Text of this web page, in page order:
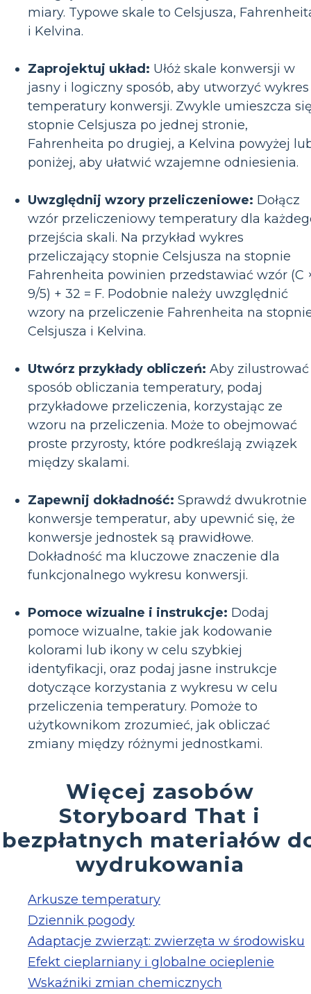
miary. Typowe skale to Celsjusza,
i Kelvina.
Zaprojektuj układ: Ułóż skale konwersji w
jasny i logiczny sposób, aby utworzyć wykres
temperatury konwersji. Zwykle umieszcza
stopnie Celsjusza po jednej stronie,
Fahrenheita po drugiej, a Kelvina powyżej
poniżej, aby ułatwić wzajemne odniesienia.
Uwzględnij wzory przeliczeniowe: Dołącz
wzór przeliczeniowy temperatury dla
przejścia skali. Na przykład wykres
przeliczający stopnie Celsjusza na stopnie
Fahrenheita powinien przedstawiać wzór (C
9/5) + 32 = F. Podobnie należy uwzględnić
wzory na przeliczenie Fahrenheita na
Celsjusza i Kelvina.
Utwórz przykłady obliczeń: Aby zilustrować
sposób obliczania temperatury, podaj
przykładowe przeliczenia, korzystając ze
wzoru na przeliczenia. Może to obejmować
proste przyrosty, które podkreślają związek
między skalami.
Zapewnij dokładność: Sprawdź dwukrotnie
konwersje temperatur, aby upewnić się, że
konwersje jednostek są prawidłowe.
Dokładność ma kluczowe znaczenie dla
funkcjonalnego wykresu konwersji.
Pomoce wizualne i instrukcje: Dodaj
pomoce wizualne, takie jak kodowanie
kolorami lub ikony w celu szybkiej
identyfikacji, oraz podaj jasne instrukcje
dotyczące korzystania z wykresu w celu
przeliczenia temperatury. Pomoże to
użytkownikom zrozumieć, jak obliczać
zmiany między różnymi jednostkami.
Więcej zasobów
Storyboard That i
bezpłatnych materiałów
wydrukowania
Arkusze temperatury
Dziennik pogody
Adaptacje zwierząt: zwierzęta w środowisku
Efekt cieplarniany i globalne ocieplenie
Wskaźniki zmian chemicznych